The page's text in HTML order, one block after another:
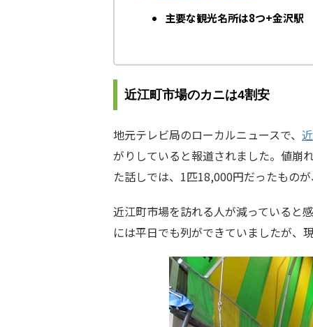
主要な観光名所は8つ+金沢駅
近江町市場のカニは4割安
地元テレビ局のローカルニュースで、
がりしていると報道されました。値崩
た話しでは、1匹18,000円だったもの
近江町市場を訪れる人が減っていると
には平日でも列ができていましたが、